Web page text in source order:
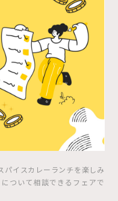
パイスカレーランチを楽しみ
ついて相談できるフェアで